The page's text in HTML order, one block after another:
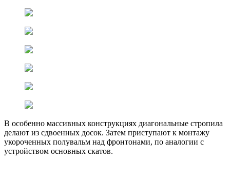
В особенно массивных конструкциях диагональные стропила
делают из сдвоенных досок. Затем приступают к монтажу
укороченных полувальм над фронтонами, по аналогии с
устройством основных скатов.